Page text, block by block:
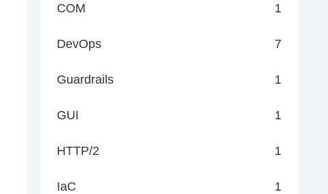
COM 1
DevOps 7
Guardrails 1
GUI 1
HTTP/2 1
IaC 1